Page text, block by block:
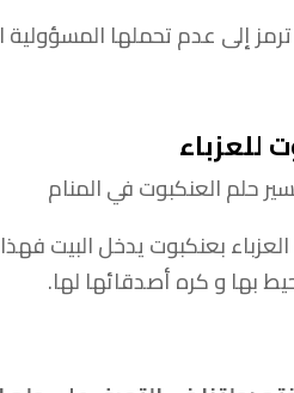
إلى عدم تحملها
للعزباء
العزباء بعنكبوت يدخل البيت
بها و كره أصدقائها لها.